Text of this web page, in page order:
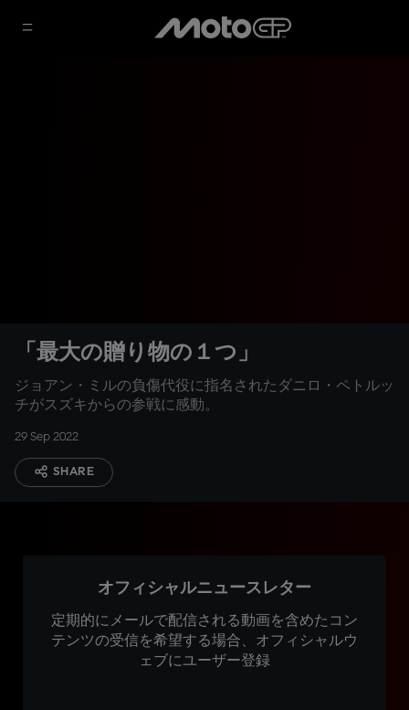
「最大の贈り物の１つ」
ジョアン・ミルの負傷代役に指名されたダニロ・ペトルッ
チがスズキからの参戦に感動。
29 Sep 2022
SHARE
オフィシャルニュースレター
定期的にメールで配信される動画を含めたコン
テンツの受信を希望する場合、オフィシャルウ
ェブにユーザー登録